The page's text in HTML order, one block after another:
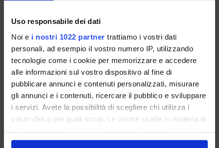
Uso responsabile dei dati
Noi e i nostri 1022 partner trattiamo i vostri dati
personali, ad esempio il vostro numero IP, utilizzando
tecnologie come i cookie per memorizzare e accedere
alle informazioni sul vostro dispositivo al fine di
pubblicare annunci e contenuti personalizzati, misurare
gli annunci e i contenuti, ricercare il pubblico e sviluppare
i servizi. Avete la possibilità di scegliere chi utilizza i
vostri dati e per quali scopi. Le vostre scelte in materia di
in cui avete effettuato le vostre scelte. È possibile
36 37 38 40